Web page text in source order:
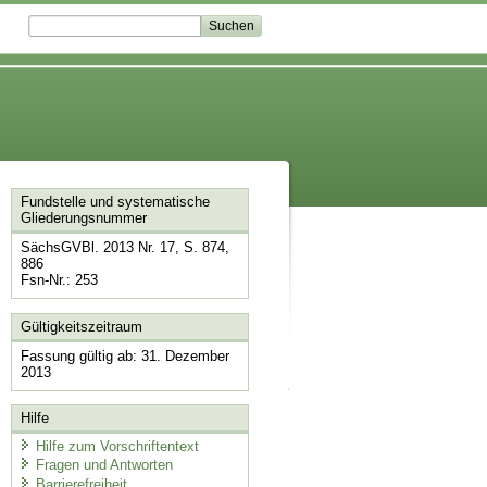
Fundstelle und systematische
Gliederungsnummer
SächsGVBl. 2013 Nr. 17, S. 874,
886
Fsn-Nr.: 253
Gültigkeitszeitraum
Fassung gültig ab: 31. Dezember
2013
Hilfe
Hilfe zum Vorschriftentext
Fragen und Antworten